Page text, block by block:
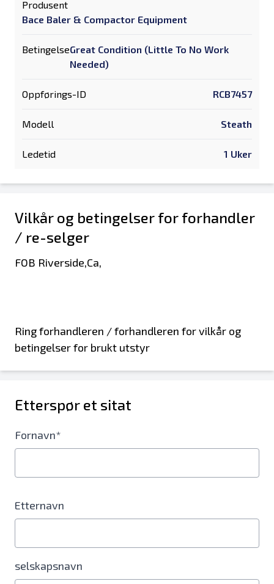
Produsent
Bace Baler & Compactor Equipment
BetingelseGreat Condition (Little To No Work
Needed)
Oppførings-ID RCB7457
Modell Steath
Ledetid 1 Uker
Vilkår og betingelser for forhandler
/ re-selger
FOB Riverside,Ca,
Ring forhandleren / forhandleren for vilkår og
betingelser for brukt utstyr
Etterspør et sitat
Fornavn*
Etternavn
selskapsnavn